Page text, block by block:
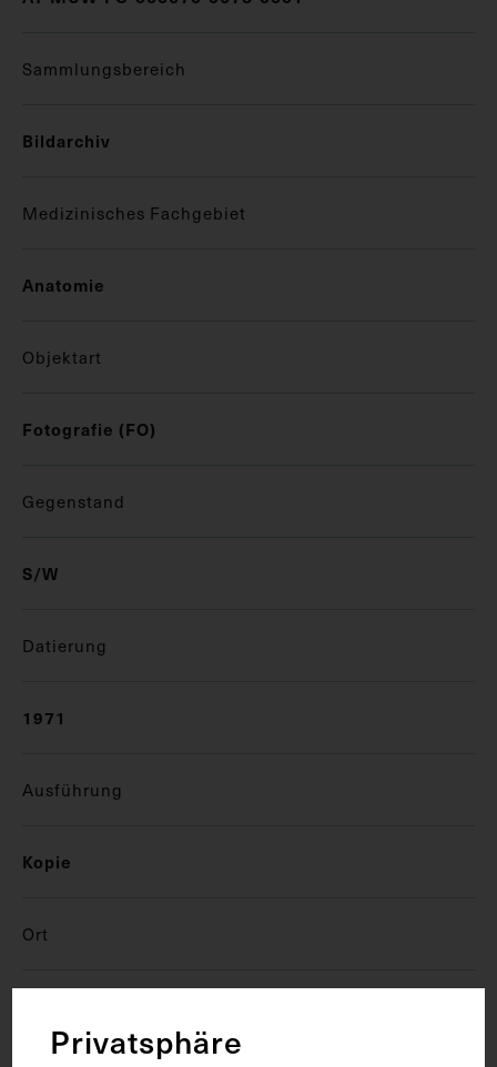
Sammlungsbereich
Bildarchiv
Medizinisches Fachgebiet
Anatomie
Objektart
Fotografie (FO)
Gegenstand
S/W
Datierung
1971
Ausführung
Kopie
Ort
Privatsphäre